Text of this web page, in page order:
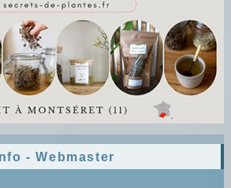
Info - Webmaster